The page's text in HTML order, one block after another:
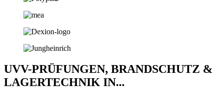
UVV-PRÜFUNGEN, BRANDSCHUTZ &
LAGERTECHNIK IN...